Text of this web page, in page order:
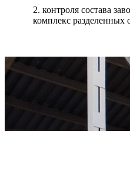
2. контроля состава
комплекс разделенных